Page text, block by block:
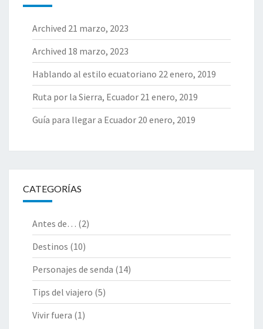
Archived 21 marzo, 2023
Archived 18 marzo, 2023
Hablando al estilo ecuatoriano 22 enero, 2019
Ruta por la Sierra, Ecuador 21 enero, 2019
Guía para llegar a Ecuador 20 enero, 2019
CATEGORÍAS
Antes de… (2)
Destinos (10)
Personajes de senda (14)
Tips del viajero (5)
Vivir fuera (1)